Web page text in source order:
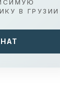
В ГРУЗИИ